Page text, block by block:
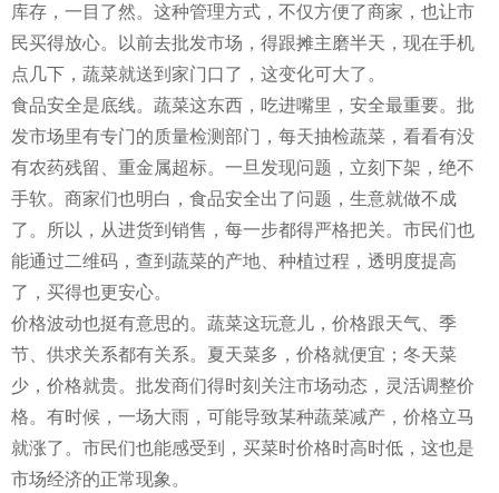
库存，一目了然。这种管理方式，不仅方便了商家，也让市
民买得放心。以前去批发市场，得跟摊主磨半天，现在手机
点几下，蔬菜就送到家门口了，这变化可大了。
食品安全是底线。蔬菜这东西，吃进嘴里，安全最重要。批
发市场里有专门的质量检测部门，每天抽检蔬菜，看看有没
有农药残留、重金属超标。一旦发现问题，立刻下架，绝不
手软。商家们也明白，食品安全出了问题，生意就做不成
了。所以，从进货到销售，每一步都得严格把关。市民们也
能通过二维码，查到蔬菜的产地、种植过程，透明度提高
了，买得也更安心。
价格波动也挺有意思的。蔬菜这玩意儿，价格跟天气、季
节、供求关系都有关系。夏天菜多，价格就便宜；冬天菜
少，价格就贵。批发商们得时刻关注市场动态，灵活调整价
格。有时候，一场大雨，可能导致某种蔬菜减产，价格立马
就涨了。市民们也能感受到，买菜时价格时高时低，这也是
市场经济的正常现象。